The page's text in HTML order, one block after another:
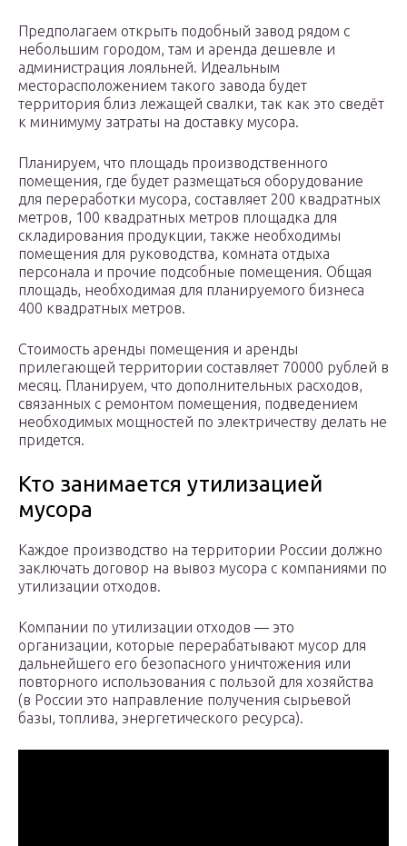
Предполагаем открыть подобный завод рядом с
небольшим городом, там и аренда дешевле и
администрация лояльней. Идеальным
месторасположением такого завода будет
территория близ лежащей свалки, так как это сведёт
к минимуму затраты на доставку мусора.
Планируем, что площадь производственного
помещения, где будет размещаться оборудование
для переработки мусора, составляет 200 квадратных
метров, 100 квадратных метров площадка для
складирования продукции, также необходимы
помещения для руководства, комната отдыха
персонала и прочие подсобные помещения. Общая
площадь, необходимая для планируемого бизнеса
400 квадратных метров.
Стоимость аренды помещения и аренды
прилегающей территории составляет 70000 рублей в
месяц. Планируем, что дополнительных расходов,
связанных с ремонтом помещения, подведением
необходимых мощностей по электричеству делать не
придется.
Кто занимается утилизацией
мусора
Каждое производство на территории России должно
заключать договор на вывоз мусора с компаниями по
утилизации отходов.
Компании по утилизации отходов — это
организации, которые перерабатывают мусор для
дальнейшего его безопасного уничтожения или
повторного использования с пользой для хозяйства
(в России это направление получения сырьевой
базы, топлива, энергетического ресурса).